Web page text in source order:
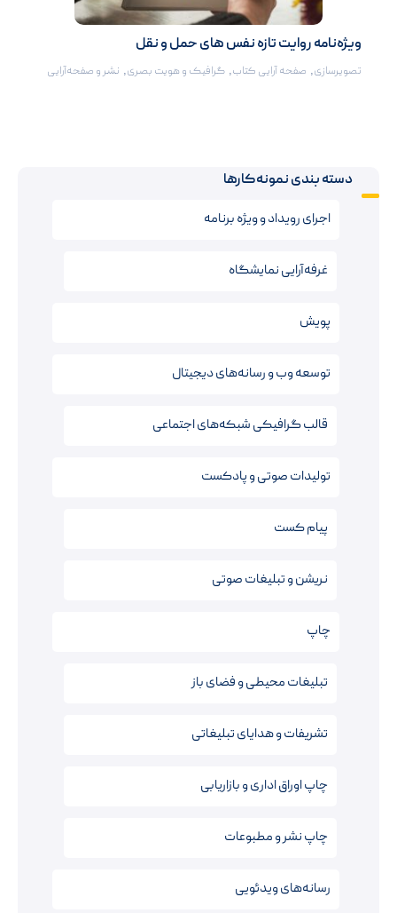
دسته بندی نمونه‌کارها
اجرای رویداد و ویژه برنامه
غرفه‌آرایی نمایشگاه
پویش
توسعه وب و رسانه‌های دیجیتال
قالب‌ گرافیکی شبکه‌های اجتماعی
تولیدات صوتی و پادکست
پیام کست
نریشن‌ و تبلیغات صوتی
چاپ
تبلیغات محیطی و فضای باز
تشریفات و هدایای تبلیغاتی
چاپ اوراق اداری و بازاریابی
چاپ نشر و مطبوعات
رسانه‌های ویدئویی
ویژه‌نامه روایت تازه نفس های حمل و نقل
تصویرسازی, صفحه آرایی کتاب‌, گرافیک و هویت بصری, نشر و صفحه‌آرایی